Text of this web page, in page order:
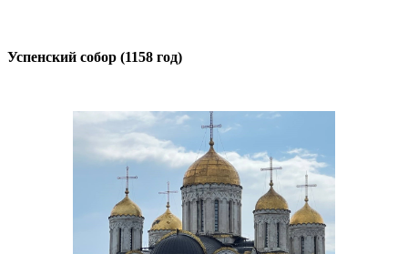
Успенский собор (1158 год)